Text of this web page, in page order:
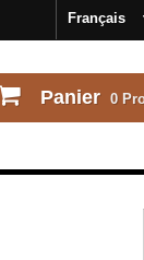
Français
Panier 0